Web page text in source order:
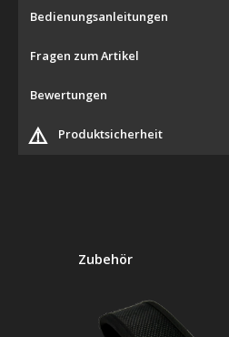
Bedienungsanleitungen
⚠️ Produktsicherheit
Fragen zum Artikel
Bewertungen
Produktgalerie überspringen
Zubehör